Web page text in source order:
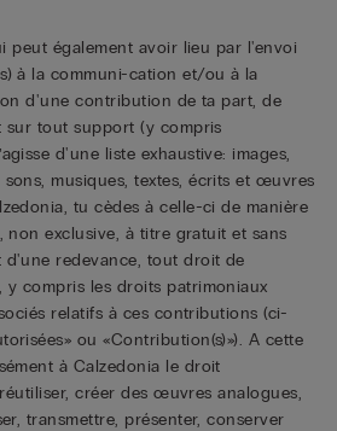
peut également avoir lieu par l'envoi
à la communi-cation et/ou à la
d'une contribution de ta part, de
tout support (y compris
d'une liste exhaustive: images,
musiques, textes, écrits et œuvres
tu cèdes à celle-ci de manière
non exclusive, à titre gratuit et sans
redevance, tout droit de
y compris les droits patrimoniaux
relatifs à ces contributions (ci-
ou «Contribution(s)»). A cette
à Calzedonia le droit
créer des œuvres analogues,
transmettre, présenter, conserver